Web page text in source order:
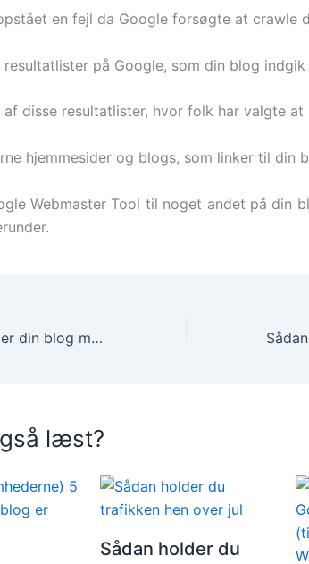
en fejl da Google forsøgte at crawle
resultatlister på Google, som din blog indgik
af disse resultatlister, hvor folk har valgte at
hjemmesider og blogs, som linker til din
Webmaster Tool til noget andet på din
Søgemaskineoptimer din blog med Yoast
læst?
Sådan holder du